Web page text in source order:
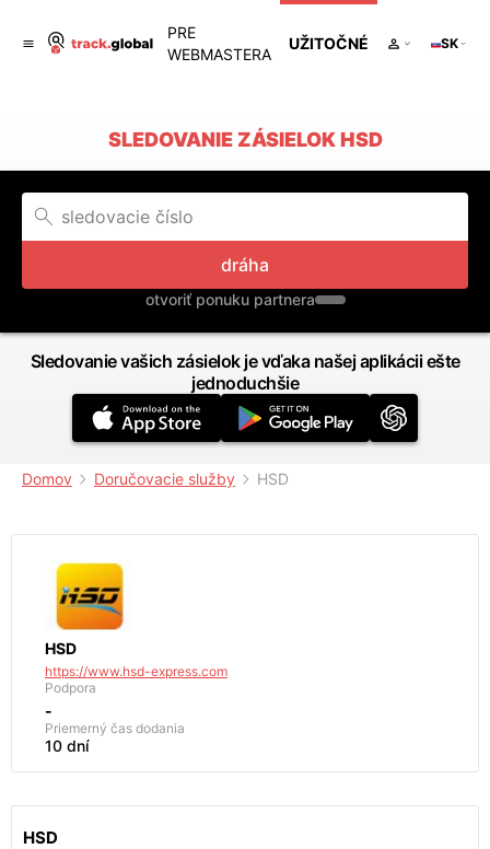
PRE
WEBMASTERA
UŽITOČNÉ SK
SLEDOVANIE ZÁSIELOK HSD
dráha
otvoriť ponuku partnera
Sledovanie vašich zásielok je vďaka našej aplikácii ešte
jednoduchšie
Domov Doručovacie služby HSD
HSD
https://www.hsd-express.com
Podpora
-
Priemerný čas dodania
10 dní
HSD